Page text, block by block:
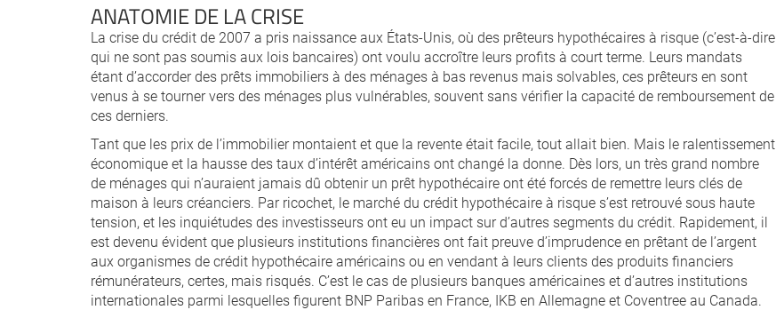
ANATOMIE DE LA CRISE
La crise du crédit de 2007 a pris naissance aux États-Unis, où des prêteurs hypothécaires à risque (c’est-à-dire
qui ne sont pas soumis aux lois bancaires) ont voulu accroître leurs profits à court terme. Leurs mandats
étant d’accorder des prêts immobiliers à des ménages à bas revenus mais solvables, ces prêteurs en sont
venus à se tourner vers des ménages plus vulnérables, souvent sans vérifier la capacité de remboursement de
ces derniers.
Tant que les prix de l’immobilier montaient et que la revente était facile, tout allait bien. Mais le ralentissement
économique et la hausse des taux d’intérêt américains ont changé la donne. Dès lors, un très grand nombre
de ménages qui n’auraient jamais dû obtenir un prêt hypothécaire ont été forcés de remettre leurs clés de
maison à leurs créanciers. Par ricochet, le marché du crédit hypothécaire à risque s’est retrouvé sous haute
tension, et les inquiétudes des investisseurs ont eu un impact sur d’autres segments du crédit. Rapidement, il
est devenu évident que plusieurs institutions financières ont fait preuve d’imprudence en prêtant de l’argent
aux organismes de crédit hypothécaire américains ou en vendant à leurs clients des produits financiers
rémunérateurs, certes, mais risqués. C’est le cas de plusieurs banques américaines et d’autres institutions
internationales parmi lesquelles figurent BNP Paribas en France, IKB en Allemagne et Coventree au Canada.